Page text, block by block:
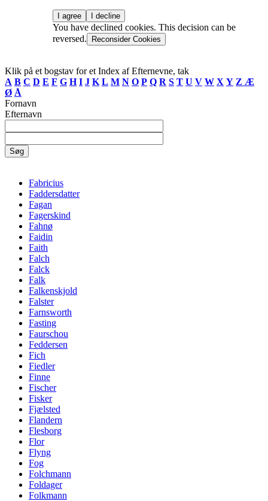
I agree I decline
You have declined cookies. This decision can be
reversed.
Reconsider Cookies
Klik på et bogstav for et Index af Efternevne, tak
A B C D E F G H I J K L M N O P Q R S T U V W X Y Z Æ
Ø Å
Fornavn
Efternavn
Fabricius
Faddersdatter
Fagan
Fagerskind
Fahnø
Faidin
Faith
Falch
Falck
Falk
Falkenskjold
Falster
Farnsworth
Fasting
Faurschou
Feddersen
Fich
Fiedler
Finne
Fischer
Fisker
Fjælsted
Flandern
Flesborg
Flor
Flyng
Fog
Folchmann
Foldager
Folkmann